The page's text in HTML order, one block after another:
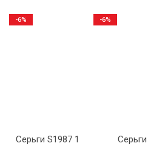
Серьги S1987 1
-6%
Серьги
-6%